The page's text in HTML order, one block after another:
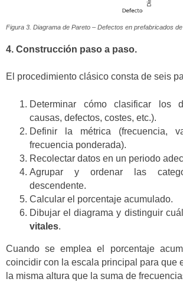
Figura 3. Diagrama de Pareto – Defectos en prefabricados
4. Construcción paso a paso.
El procedimiento clásico consta de seis
Determinar cómo clasificar los
causas, defectos, costes, etc.).
Definir la métrica (frecuencia,
frecuencia ponderada).
Recolectar datos en un periodo
Agrupar y ordenar las
descendente.
Calcular el porcentaje acumulado.
Dibujar el diagrama y distinguir
vitales.
Cuando se emplea el porcentaje
coincidir con la escala principal para que
la misma altura que la suma de